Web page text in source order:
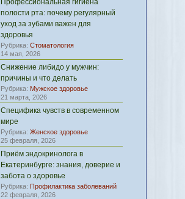
Профессиональная гигиена
полости рта: почему регулярный
уход за зубами важен для
здоровья
Рубрика: Стоматология
14 мая, 2026
Снижение либидо у мужчин:
причины и что делать
Рубрика: Мужское здоровье
21 марта, 2026
Специфика чувств в современном
мире
Рубрика: Женское здоровье
25 февраля, 2026
Приём эндокринолога в
Екатеринбурге: знания, доверие и
забота о здоровье
Рубрика: Профилактика заболеваний
22 февраля, 2026